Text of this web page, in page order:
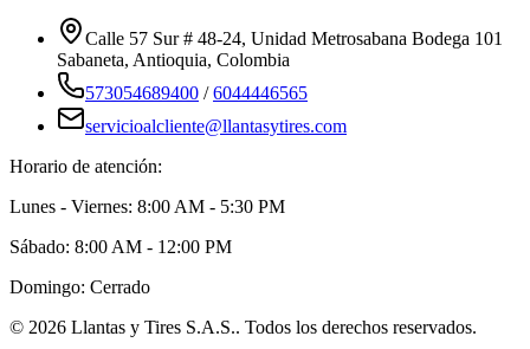
Calle 57 Sur # 48-24, Unidad Metrosabana Bodega 101
Sabaneta, Antioquia, Colombia
573054689400 /6044446565
servicioalcliente@llantasytires.com
Horario de atención:
Lunes - Viernes: 8:00 AM - 5:30 PM
Sábado: 8:00 AM - 12:00 PM
Domingo: Cerrado
© 2026 Llantas y Tires S.A.S.. Todos los derechos reservados.